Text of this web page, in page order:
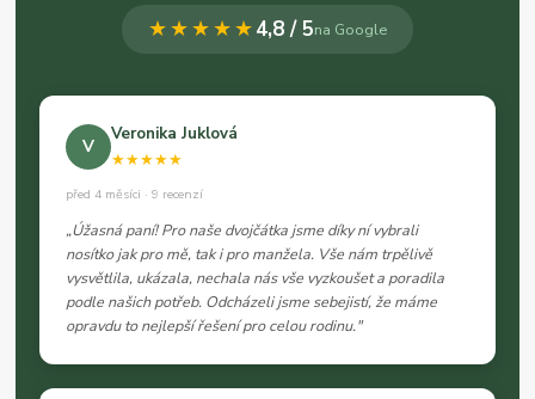
★★★★★4,8 / 5na Google
V
Veronika Juklová
★★★★★
před 4 měsíci · 9 recenzí
„Úžasná paní! Pro naše dvojčátka jsme díky ní vybrali
nosítko jak pro mě, tak i pro manžela. Vše nám trpělivě
vysvětlila, ukázala, nechala nás vše vyzkoušet a poradila
podle našich potřeb. Odcházeli jsme sebejistí, že máme
opravdu to nejlepší řešení pro celou rodinu."